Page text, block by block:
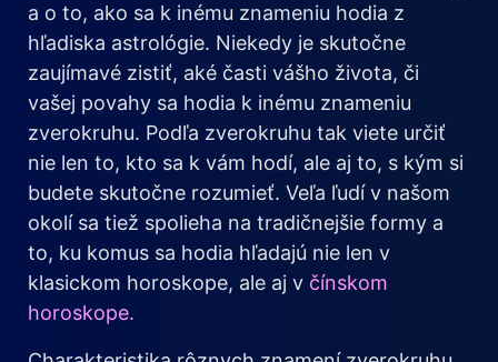
a o to, ako sa k inému znameniu hodia z
hľadiska astrológie. Niekedy je skutočne
zaujímavé zistiť, aké časti vášho života, či
vašej povahy sa hodia k inému znameniu
zverokruhu. Podľa zverokruhu tak viete určiť
nie len to, kto sa k vám hodí, ale aj to, s kým si
budete skutočne rozumieť. Veľa ľudí v našom
okolí sa tiež spolieha na tradičnejšie formy a
to, ku komus sa hodia hľadajú nie len v
klasickom horoskope, ale aj v čínskom
horoskope.